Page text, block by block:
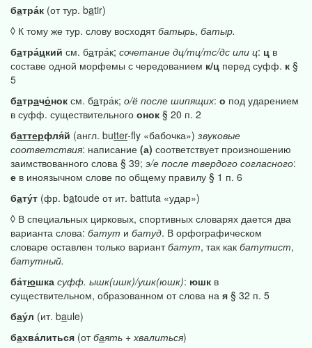
батра́к (от тур. batir)
◊ К тому же тур. слову восходятбатырь, батыр.
батра́цкий см. батра́к; сочетание дц/тц/тс/дс или ц: ц в
составе одной морфемы с чередованием к/ц перед суфф. к §
5
батрачо́нок см. батра́к; о/ё после шипящих: о под ударением
в суфф. существительного онок § 20 п. 2
баттерфля́й (англ. butter-fly «бабочка») звуковые
соответствия: написание (а) соответствует произношению
заимствованного слова § 39; э/е после твердого согласного:
е в иноязычном слове по общему правилу § 1 п. 6
бату́т (фр. batoude от ит. battuta «удар»)
◊ В специальных цирковых, спортивных словарях дается два
варианта слова: батут и батуд. В орфографическом
словаре оставлен только вариантбатут, так как батутист,
батутный.
ба́тюшка суфф. ышк(ишк)/ушк(юшк): юшк в
существительном, образованном от слова на я § 32 п. 5
бау́л (ит. baule)
бахва́литься (отбаять +хвалиться)